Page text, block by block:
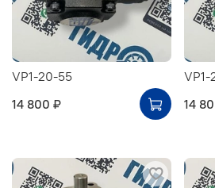
VP1-20-55
14 800 ₽
VP1-
14